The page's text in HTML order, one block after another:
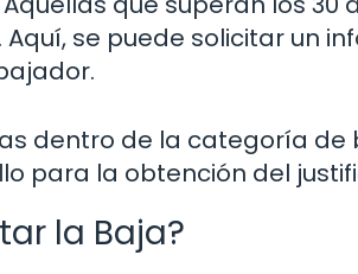
se puede solicitar un
dentro de la categoría
para la obtención del
la Baja?